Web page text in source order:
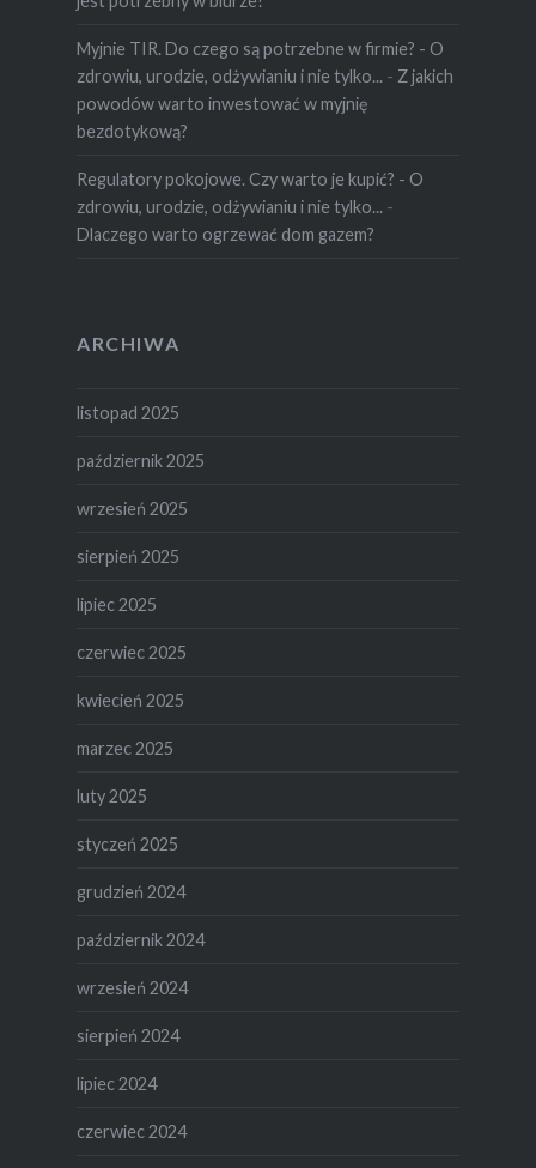
Myjnie TIR. Do czego są potrzebne w firmie? - O
zdrowiu, urodzie, odżywianiu i nie tylko... - Z jakich
powodów warto inwestować w myjnię
bezdotykową?
Regulatory pokojowe. Czy warto je kupić? - O
zdrowiu, urodzie, odżywianiu i nie tylko... -
Dlaczego warto ogrzewać dom gazem?
ARCHIWA
listopad 2025
październik 2025
wrzesień 2025
sierpień 2025
lipiec 2025
czerwiec 2025
kwiecień 2025
marzec 2025
luty 2025
styczeń 2025
grudzień 2024
październik 2024
wrzesień 2024
sierpień 2024
lipiec 2024
czerwiec 2024